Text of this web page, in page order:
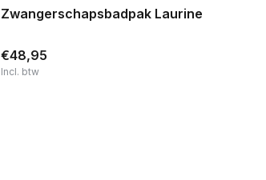
Zwangerschapsbadpak Laurine
€48,95
Incl. btw